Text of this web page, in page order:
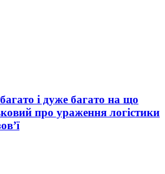
і дуже багато на що
про ураження логістики